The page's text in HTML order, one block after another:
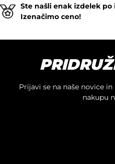
Ste našli enak izdelek
Izenačimo ceno!
Prijavi se na naše novice
nakupu